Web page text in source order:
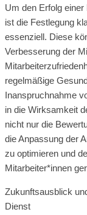
Um den Erfolg
ist die Festlegung
essenziell. Diese
Verbesserung der
regelmäßige
Inanspruchnahme
in die Wirksamkeit
nicht nur die
die Anpassung der
zu optimieren und
Mitarbeiter*innen
Zukunftsausblick
Dienst